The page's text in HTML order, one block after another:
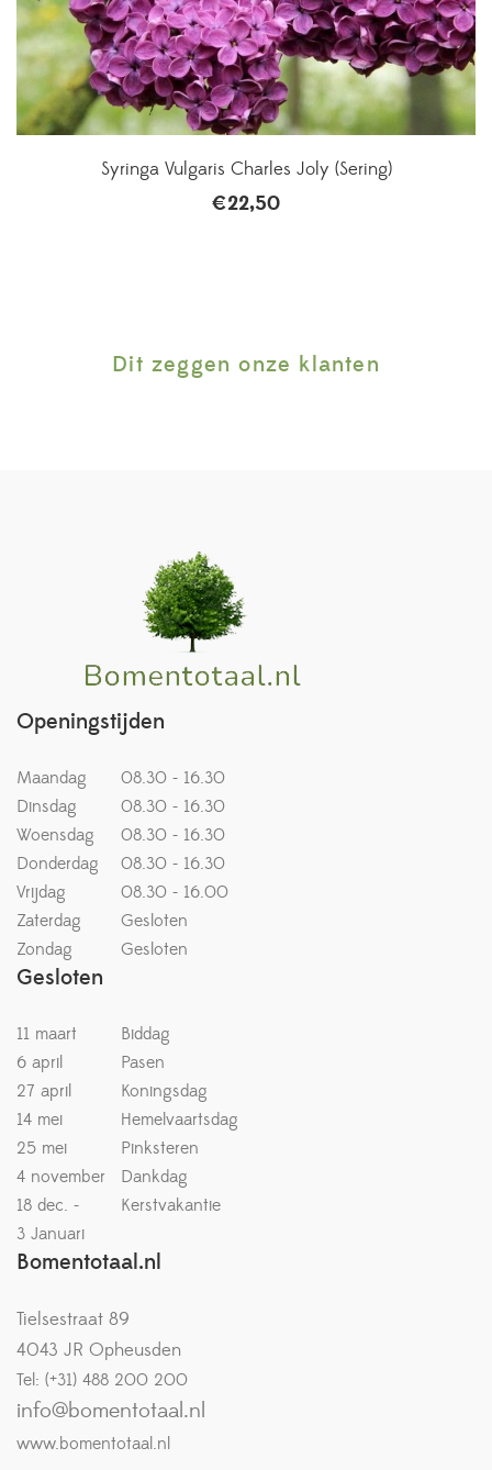
Syringa Vulgaris Charles Joly (Sering)
€22,50
Dit zeggen onze klanten
Openingstijden
Maandag
08.30 - 16.30
Dinsdag
08.30 - 16.30
Woensdag
08.30 - 16.30
Donderdag
08.30 - 16.30
Vrijdag
08.30 - 16.00
Zaterdag
Gesloten
Zondag
Gesloten
Gesloten
11 maart
Biddag
6 april
Pasen
27 april
Koningsdag
14 mei
Hemelvaartsdag
25 mei
Pinksteren
4 november
Dankdag
18 dec. -
Kerstvakantie
3 Januari
Bomentotaal.nl
Tielsestraat 89
4043 JR Opheusden
Tel: (+31) 488 200 200
info@bomentotaal.nl
www.bomentotaal.nl